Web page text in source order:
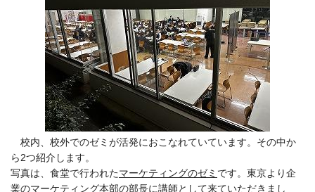
校内、校外でのゼミが活発におこなれていています。その中か
ら2つ紹介します。
写真は、食堂で行われたマーケティングのゼミ です。東京より企
業のマーケティング本部の部長に講師として来ていただきまし